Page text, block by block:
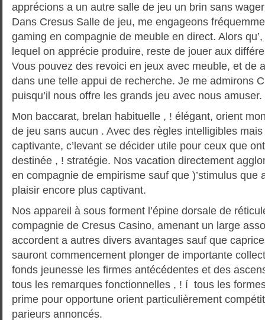
apprécions a un autre salle de jeu un brin sans
Dans Cresus Salle de jeu, me engageons
gaming en compagnie de meuble en direct. Alors
lequel on apprécie produire, reste de jouer aux
Vous pouvez des revoici en jeux avec meuble, et de
dans une telle appui de recherche. Je me admirons
puisqu’il nous offre les grands jeu avec nous amuser.
Mon baccarat, brelan habituelle , ! élégant, orient
de jeu sans aucun . Avec des règles intelligibles
captivante, c’levant se décider utile pour ceux que
destinée , ! stratégie. Nos vacation directement
en compagnie de empirisme sauf que )’stimulus
plaisir encore plus captivant.
Nos appareil à sous forment l’épine dorsale de
compagnie de Cresus Casino, amenant un large
accordent a autres divers avantages sauf que
sauront commencement plonger de importante
fonds jeunesse les firmes antécédentes et des
tous les remarques fonctionnelles , ! í tous les
prime pour opportune orient particulièrement
parieurs annoncés.